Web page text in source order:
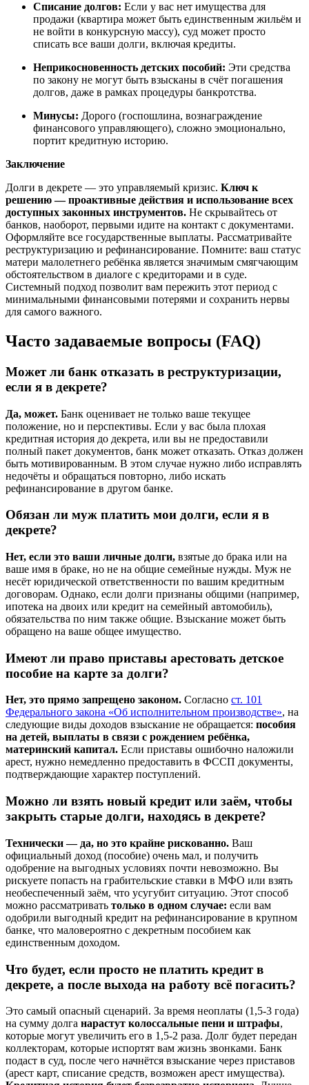
Списание долгов: Если у вас нет имущества для
продажи (квартира может быть единственным жильём и
не войти в конкурсную массу), суд может просто
списать все ваши долги, включая кредиты.
Неприкосновенность детских пособий: Эти средства
по закону не могут быть взысканы в счёт погашения
долгов, даже в рамках процедуры банкротства.
Минусы: Дорого (госпошлина, вознаграждение
финансового управляющего), сложно эмоционально,
портит кредитную историю.
Заключение
Долги в декрете — это управляемый кризис. Ключ к
решению — проактивные действия и использование всех
доступных законных инструментов. Не скрывайтесь от
банков, наоборот, первыми идите на контакт с документами.
Оформляйте все государственные выплаты. Рассматривайте
реструктуризацию и рефинансирование. Помните: ваш статус
матери малолетнего ребёнка является значимым смягчающим
обстоятельством в диалоге с кредиторами и в суде.
Системный подход позволит вам пережить этот период с
минимальными финансовыми потерями и сохранить нервы
для самого важного.
Часто задаваемые вопросы (FAQ)
Может ли банк отказать в реструктуризации,
если я в декрете?
Да, может. Банк оценивает не только ваше текущее
положение, но и перспективы. Если у вас была плохая
кредитная история до декрета, или вы не предоставили
полный пакет документов, банк может отказать. Отказ должен
быть мотивированным. В этом случае нужно либо исправлять
недочёты и обращаться повторно, либо искать
рефинансирование в другом банке.
Обязан ли муж платить мои долги, если я в
декрете?
Нет, если это ваши личные долги, взятые до брака или на
ваше имя в браке, но не на общие семейные нужды. Муж не
несёт юридической ответственности по вашим кредитным
договорам. Однако, если долги признаны общими (например,
ипотека на двоих или кредит на семейный автомобиль),
обязательства по ним также общие. Взыскание может быть
обращено на ваше общее имущество.
Имеют ли право приставы арестовать детское
пособие на карте за долги?
Нет, это прямо запрещено законом. Согласно ст. 101
Федерального закона «Об исполнительном производстве», на
следующие виды доходов взыскание не обращается: пособия
на детей, выплаты в связи с рождением ребёнка,
материнский капитал. Если приставы ошибочно наложили
арест, нужно немедленно предоставить в ФССП документы,
подтверждающие характер поступлений.
Можно ли взять новый кредит или заём, чтобы
закрыть старые долги, находясь в декрете?
Технически — да, но это крайне рискованно. Ваш
официальный доход (пособие) очень мал, и получить
одобрение на выгодных условиях почти невозможно. Вы
рискуете попасть на грабительские ставки в МФО или взять
необеспеченный заём, что усугубит ситуацию. Этот способ
можно рассматривать только в одном случае: если вам
одобрили выгодный кредит на рефинансирование в крупном
банке, что маловероятно с декретным пособием как
единственным доходом.
Что будет, если просто не платить кредит в
декрете, а после выхода на работу всё погасить?
Это самый опасный сценарий. За время неоплаты (1,5-3 года)
на сумму долга нарастут колоссальные пени и штрафы,
которые могут увеличить его в 1,5-2 раза. Долг будет передан
коллекторам, которые испортят вам жизнь звонками. Банк
подаст в суд, после чего начнётся взыскание через приставов
(арест карт, списание средств, возможен арест имущества).